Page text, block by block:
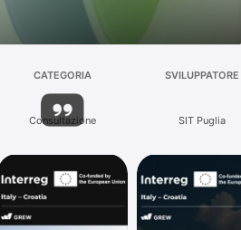
CATEGORIA
Consultazione
SVILUPPATORE
SIT Puglia